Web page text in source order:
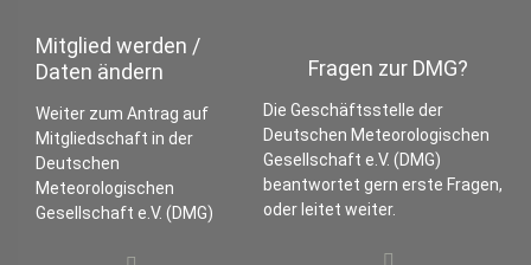
Mitglied werden /
Daten ändern
Weiter zum Antrag auf
Mitgliedschaft in der
Deutschen
Meteorologischen
Gesellschaft e.V. (DMG)
Fragen zur DMG?
Die Geschäftsstelle der
Deutschen Meteorologischen
Gesellschaft e.V. (DMG)
beantwortet gern erste Fragen,
oder leitet weiter.